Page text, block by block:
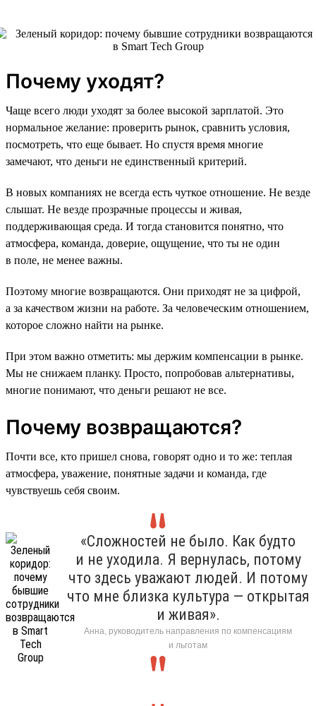
Почему уходят?
Чаще всего люди уходят за более высокой зарплатой. Это
нормальное желание: проверить рынок, сравнить условия,
посмотреть, что еще бывает. Но спустя время многие
замечают, что деньги не единственный критерий.
В новых компаниях не всегда есть чуткое отношение. Не везде
слышат. Не везде прозрачные процессы и живая,
поддерживающая среда. И тогда становится понятно, что
атмосфера, команда, доверие, ощущение, что ты не один
в поле, не менее важны.
Поэтому многие возвращаются. Они приходят не за цифрой,
а за качеством жизни на работе. За человеческим отношением,
которое сложно найти на рынке.
При этом важно отметить: мы держим компенсации в рынке.
Мы не снижаем планку. Просто, попробовав альтернативы,
многие понимают, что деньги решают не все.
Почему возвращаются?
Почти все, кто пришел снова, говорят одно и то же: теплая
атмосфера, уважение, понятные задачи и команда, где
чувствуешь себя своим.
«Сложностей не было. Как будто
и не уходила. Я вернулась, потому
что здесь уважают людей. И потому
что мне близка культура — открытая
и живая».
Анна, руководитель направления по компенсациям
и льготам